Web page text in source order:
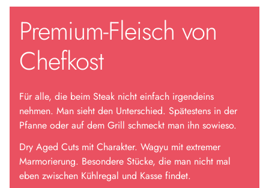
Premium-Fleisch von
Chefkost
Für alle, die beim Steak nicht einfach irgendeins
nehmen. Man sieht den Unterschied. Spätestens in der
Pfanne oder auf dem Grill schmeckt man ihn sowieso.
Dry Aged Cuts mit Charakter. Wagyu mit extremer
Marmorierung. Besondere Stücke, die man nicht mal
eben zwischen Kühlregal und Kasse findet.